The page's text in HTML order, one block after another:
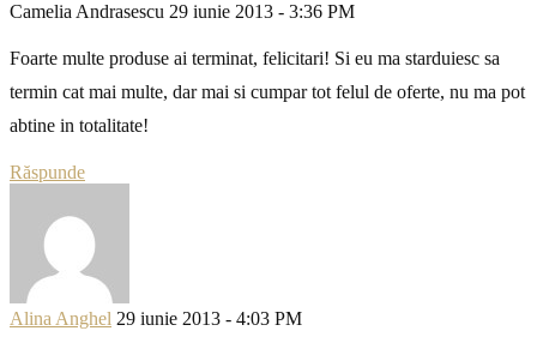
Camelia Andrasescu 29 iunie 2013 - 3:36 PM
Foarte multe produse ai terminat, felicitari! Si eu ma starduiesc sa
termin cat mai multe, dar mai si cumpar tot felul de oferte, nu ma pot
abtine in totalitate!
Răspunde
Alina Anghel 29 iunie 2013 - 4:03 PM